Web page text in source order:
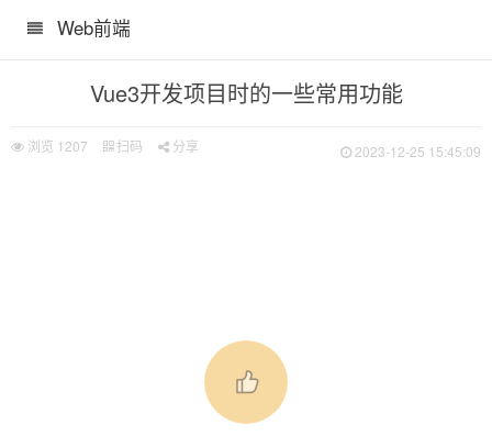
Web前端
Vue3开发项目时的一些常用功能
浏览 1207 扫码 分享 2023-12-25 15:45:09